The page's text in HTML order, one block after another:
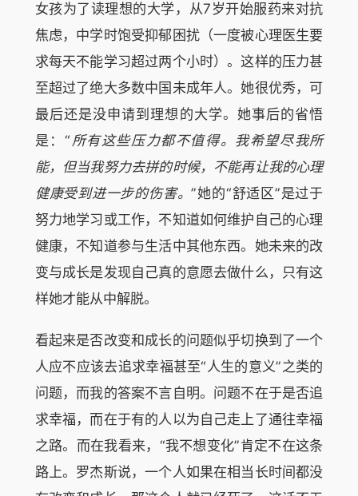
女孩为了读理想的大学，从7岁开始服药来对抗
焦虑，中学时饱受抑郁困扰（一度被心理医生要
求每天不能学习超过两个小时）。这样的压力甚
至超过了绝大多数中国未成年人。她很优秀，可
最后还是没申请到理想的大学。她事后的省悟
是：“所有这些压力都不值得。我希望尽我所
能，但当我努力去拼的时候，不能再让我的心理
健康受到进一步的伤害。”她的“舒适区”是过于
努力地学习或工作，不知道如何维护自己的心理
健康，不知道参与生活中其他东西。她未来的改
变与成长是发现自己真的意愿去做什么，只有这
样她才能从中解脱。
看起来是否改变和成长的问题似乎切换到了一个
人应不应该去追求幸福甚至“人生的意义”之类的
问题，而我的答案不言自明。问题不在于是否追
求幸福，而在于有的人以为自己走上了通往幸福
之路。而在我看来，“我不想变化”肯定不在这条
路上。罗杰斯说，一个人如果在相当长时间都没